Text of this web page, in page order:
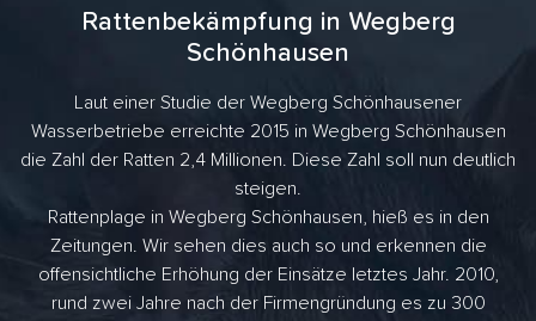
Rattenbekämpfung in Wegberg
Schönhausen
Laut einer Studie der Wegberg Schönhausener
Wasserbetriebe erreichte 2015 in Wegberg Schönhausen
die Zahl der Ratten 2,4 Millionen. Diese Zahl soll nun deutlich
steigen.
Rattenplage in Wegberg Schönhausen, hieß es in den
Zeitungen. Wir sehen dies auch so und erkennen die
offensichtliche Erhöhung der Einsätze letztes Jahr. 2010,
rund zwei Jahre nach der Firmengründung es zu 300